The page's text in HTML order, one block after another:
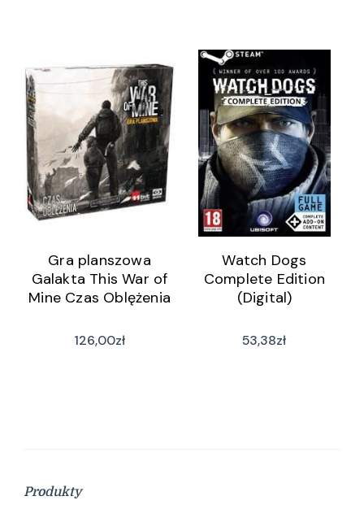
Gra planszowa
Galakta This War of
Mine Czas Oblężenia
126,00zł
Watch Dogs
Complete Edition
(Digital)
53,38zł
Produkty